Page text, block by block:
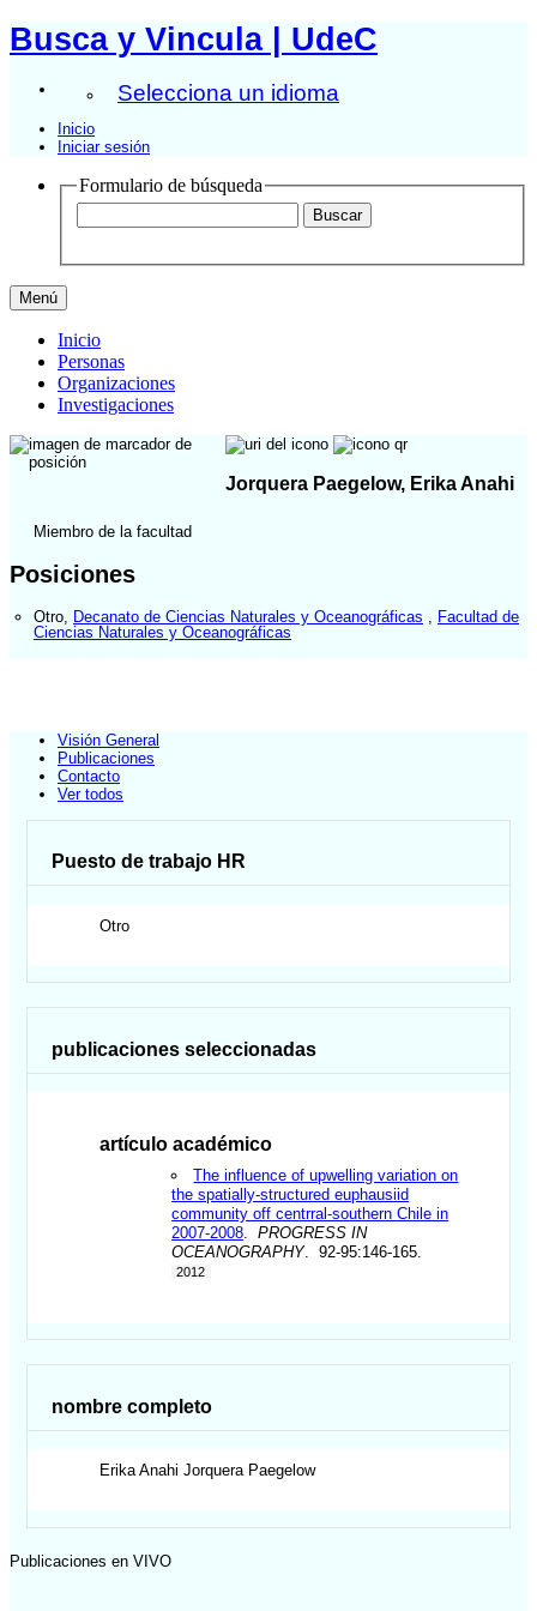
Busca y Vincula | UdeC
Selecciona un idioma
Inicio
Iniciar sesión
Formulario de búsqueda
Menú
Inicio
Personas
Organizaciones
Investigaciones
Jorquera Paegelow, Erika Anahi
Miembro de la facultad
Posiciones
Otro Decanato de Ciencias Naturales y Oceanográficas
Facultad de
Ciencias Naturales y Oceanográficas
Visión General
Publicaciones
Contacto
Ver todos
Puesto de trabajo HR
Otro
publicaciones seleccionadas
artículo académico
The influence of upwelling variation on
the spatially-structured euphausiid
community off centrral-southern Chile in
2007-2008 .PROGRESS IN
OCEANOGRAPHY. 92-95:146-165.
2012
nombre completo
Erika Anahi Jorquera Paegelow
Publicaciones en VIVO